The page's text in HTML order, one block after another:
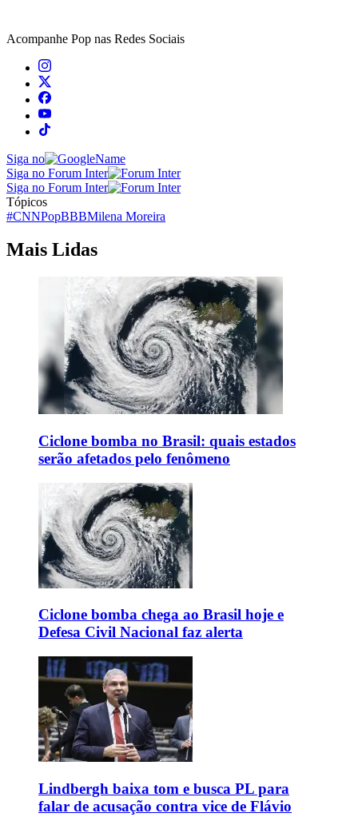
Acompanhe Pop nas Redes Sociais
Siga no
Siga no Forum Inter
Siga no Forum Inter
Tópicos
#CNNPopBBBMilena Moreira
Mais Lidas
Ciclone bomba no Brasil: quais estados
serão afetados pelo fenômeno
Ciclone bomba chega ao Brasil hoje e
Defesa Civil Nacional faz alerta
Lindbergh baixa tom e busca PL para
falar de acusação contra vice de Flávio